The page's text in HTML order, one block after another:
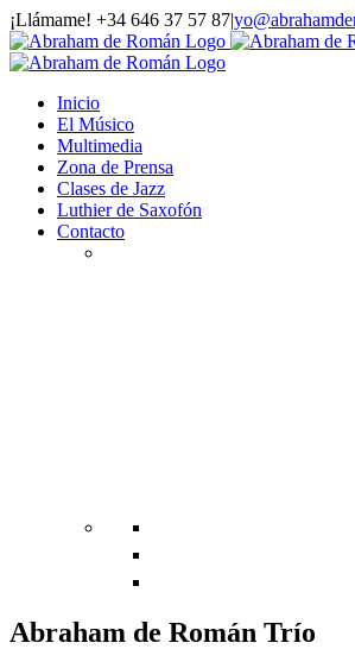
Saltar
al
contenido
¡Llámame! +34 646 37 57 87|
Facebook
YouTube
Instagram
WhatsApp
Correo
electrónico
Inicio
El Músico
Multimedia
Zona de Prensa
Clases de Jazz
Luthier de Saxofón
Contacto
Abraham de Román Trío